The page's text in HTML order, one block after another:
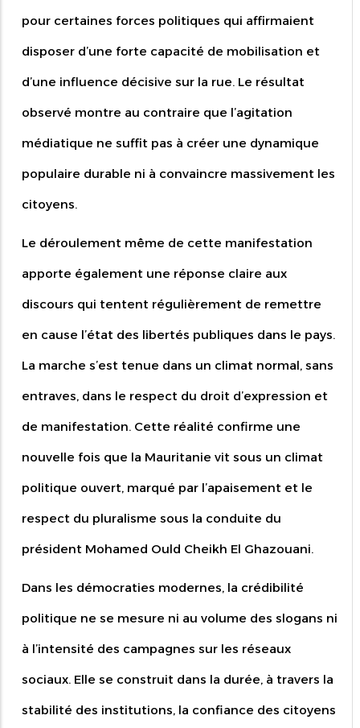
pour certaines forces politiques qui affirmaient
disposer d’une forte capacité de mobilisation et
d’une influence décisive sur la rue. Le résultat
observé montre au contraire que l’agitation
médiatique ne suffit pas à créer une dynamique
populaire durable ni à convaincre massivement les
citoyens.
Le déroulement même de cette manifestation
apporte également une réponse claire aux
discours qui tentent régulièrement de remettre
en cause l’état des libertés publiques dans le pays.
La marche s’est tenue dans un climat normal, sans
entraves, dans le respect du droit d’expression et
de manifestation. Cette réalité confirme une
nouvelle fois que la Mauritanie vit sous un climat
politique ouvert, marqué par l’apaisement et le
respect du pluralisme sous la conduite du
président Mohamed Ould Cheikh El Ghazouani.
Dans les démocraties modernes, la crédibilité
politique ne se mesure ni au volume des slogans ni
à l’intensité des campagnes sur les réseaux
sociaux. Elle se construit dans la durée, à travers la
stabilité des institutions, la confiance des citoyens